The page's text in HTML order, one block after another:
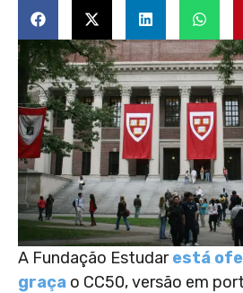
A Fundação Estudarestá
graça o CC50, versão em